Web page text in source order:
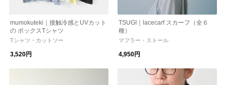
mumokuteki｜接触冷感とUVカット
の ボックスTシャツ
Tシャツ・カットソー
3,520円
TSUGI｜lacecarf スカーフ（全６
種）
マフラー・ストール
4,950円